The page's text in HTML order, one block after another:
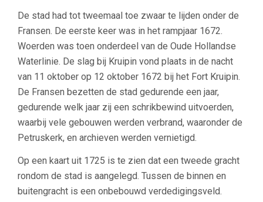
De stad had tot tweemaal toe zwaar te lijden onder de
Fransen. De eerste keer was in het rampjaar 1672.
Woerden was toen onderdeel van de Oude Hollandse
Waterlinie. De slag bij Kruipin vond plaats in de nacht
van 11 oktober op 12 oktober 1672 bij het Fort Kruipin.
De Fransen bezetten de stad gedurende een jaar,
gedurende welk jaar zij een schrikbewind uitvoerden,
waarbij vele gebouwen werden verbrand, waaronder de
Petruskerk, en archieven werden vernietigd.
Op een kaart uit 1725 is te zien dat een tweede gracht
rondom de stad is aangelegd. Tussen de binnen en
buitengracht is een onbebouwd verdedigingsveld.